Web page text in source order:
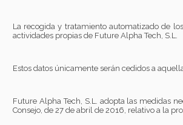
La recogida y tratamiento automatizado de
actividades propias de Future Alpha Tech, S.L.
Estos datos únicamente serán cedidos a
Future Alpha Tech, S.L. adopta las medidas
Consejo, de 27 de abril de 2016, relativo a la